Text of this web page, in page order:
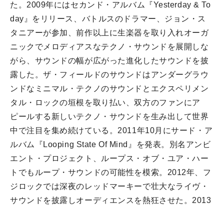
た。2009年にはセカンド・アルバム『Yesterday & To
day』をリリース、バトルスのドラマー、ジョン・ ス
タニアーが参加、前作以上に生楽器を取り入れオーガ
ニックでメロディアスなテクノ
・サウンドを展開しな
がら、 サウンドの幅が広がった進化したサウンドを披
露した。ザ・ フィールドのサウンドはアンダーグラウ
ンドなミニマル・ テクノのサウンドとエクスペリメン
タル・ ロックの垣根を取り払い、双方のファンにア
ピールする新しいテクノ・ サウンドを生み出して世界
中で注目を集め続けている。 2011年10月にサード・ア
ルバム『Looping State Of Mind』を発表。別名アンビ
エント・プロジェクト、ループス・ オブ・ユア・ハー
トでもループ・サウンドの可能性を模索。 2012年、 フ
ジロックでは深夜のレッドマーキーで壮大なライヴ・
サウンドを披露しオーディエンスを熱狂させた。2013